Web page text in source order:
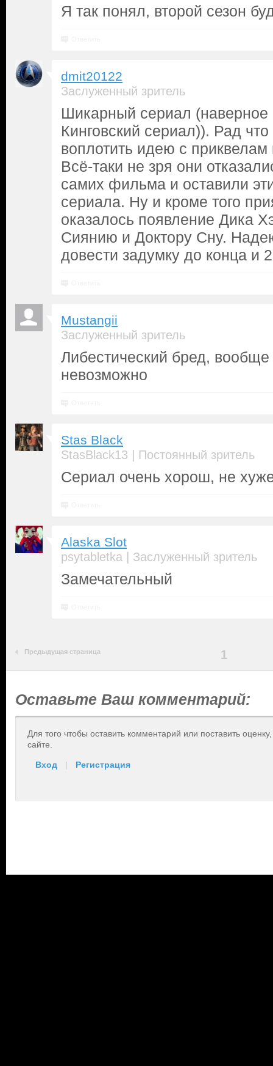
Я так понял, второй сезон
dmit20122
Заслуженный зритель
Шикарный сериал
Кинговский сериал)). Рад
воплотить идею с
Всё-таки не зря они
самих фильма и оставили
сериала. Ну и кроме того
оказалось появление Дика
Сиянию и Доктору Сну.
довести задумку до конца и
Mustangii
Заслуженный зритель
Либестический бред, вообще
невозможно
Stas Black
StasBlack13 | Постоянный зритель
Сериал очень хорош, не
Alaska Slot
psytabletka | Заслуженный зритель
Замечательный
Предыдущая страница 1
Оставьте Ваш комментарий:
Для того чтобы оставить комментарий или поставить
сайте.
Вход | Регистрация